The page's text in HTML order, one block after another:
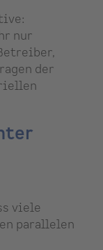
nur
der
viele
parallelen